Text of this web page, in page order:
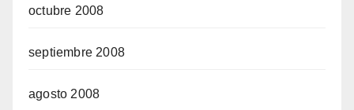
octubre 2008
septiembre 2008
agosto 2008